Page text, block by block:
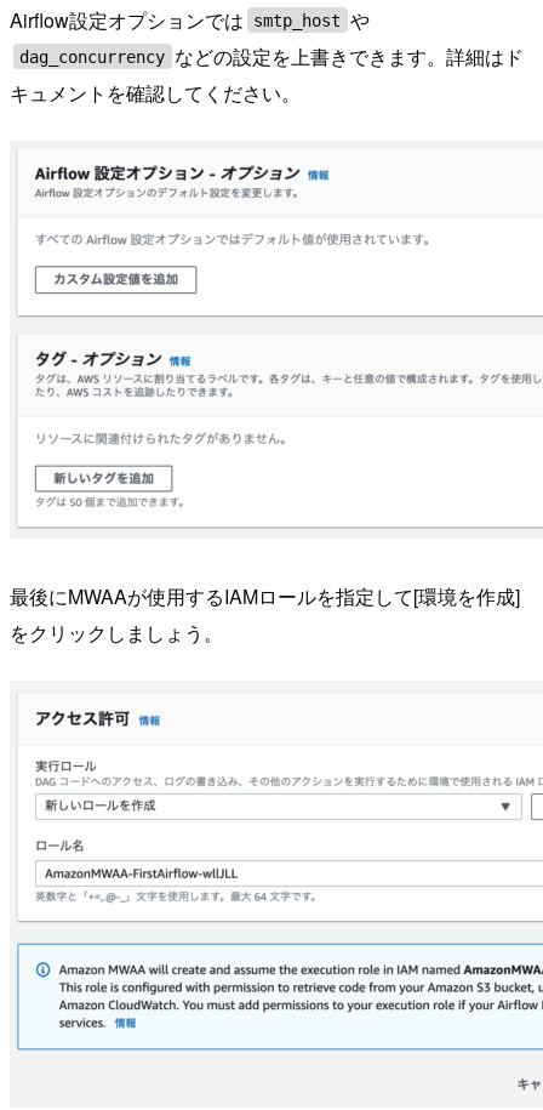
Airflow設定オプションでは smtp_host や
dag_concurrency などの設定を上書きできます。詳細はド
キュメントを確認してください。
最後にMWAAが使用するIAMロールを指定して[環境を作成]
をクリックしましょう。